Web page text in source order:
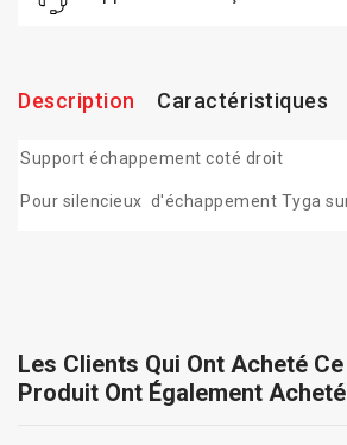
Description Caractéristiques
Support échappement coté droit
Pour silencieux d'échappement Tyga
Les Clients Qui Ont Acheté Ce
Produit Ont Également